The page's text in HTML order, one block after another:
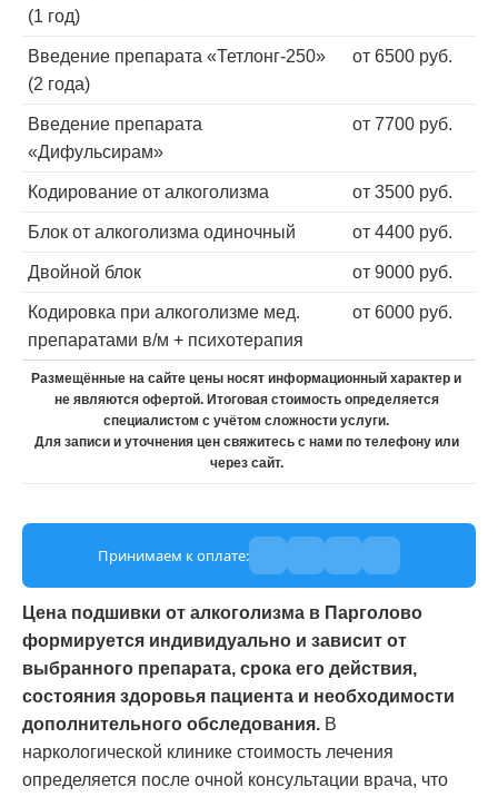
(1 год)
Введение препарата «Тетлонг-250»
(2 года)
от 6500 руб.
Введение препарата
«Дифульсирам»
от 7700 руб.
Кодирование от алкоголизма от 3500 руб.
Блок от алкоголизма одиночный от 4400 руб.
Двойной блок от 9000 руб.
Кодировка при алкоголизме мед.
препаратами в/м + психотерапия
от 6000 руб.
Размещённые на сайте цены носят информационный характер и
не являются офертой. Итоговая стоимость определяется
специалистом с учётом сложности услуги.
Для записи и уточнения цен свяжитесь с нами по телефону или
через сайт.
Принимаем к оплате:
Цена подшивки от алкоголизма в Парголово
формируется индивидуально и зависит от
выбранного препарата, срока его действия,
состояния здоровья пациента и необходимости
дополнительного обследования. В
наркологической клинике стоимость лечения
определяется после очной консультации врача, что